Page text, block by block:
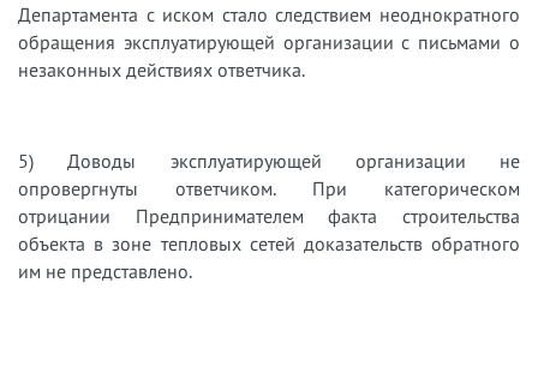
Департамента с иском стало следствием неоднократного
обращения эксплуатирующей организации с письмами о
незаконных действиях ответчика.
5) Доводы эксплуатирующей организации не
опровергнуты ответчиком. При категорическом
отрицании Предпринимателем факта строительства
объекта в зоне тепловых сетей доказательств обратного
им не представлено.